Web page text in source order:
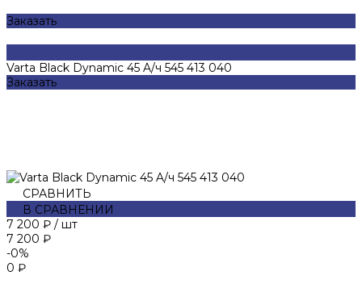
Заказать
Varta Black Dynamic 45 A/ч 545 413 040
Заказать
СРАВНИТЬ
В СРАВНЕНИИ
7 200 ₽ / шт
7 200 ₽
-0%
0 ₽